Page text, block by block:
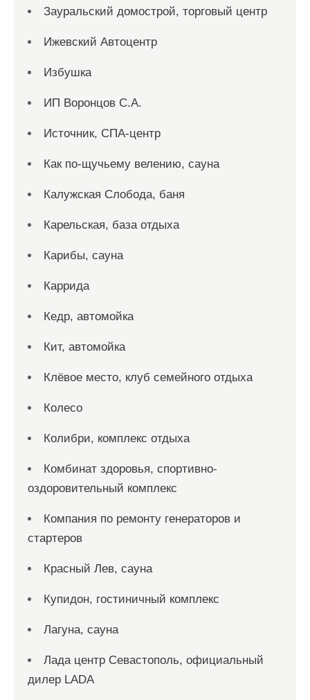
Зауральский домострой, торговый центр
Ижевский Автоцентр
Избушка
ИП Воронцов С.А.
Источник, СПА-центр
Как по-щучьему велению, сауна
Калужская Слобода, баня
Карельская, база отдыха
Карибы, сауна
Каррида
Кедр, автомойка
Кит, автомойка
Клёвое место, клуб семейного отдыха
Колесо
Колибри, комплекс отдыха
Комбинат здоровья, спортивно-
оздоровительный комплекс
Компания по ремонту генераторов и
стартеров
Красный Лев, сауна
Купидон, гостиничный комплекс
Лагуна, сауна
Лада центр Севастополь, официальный
дилер LADA